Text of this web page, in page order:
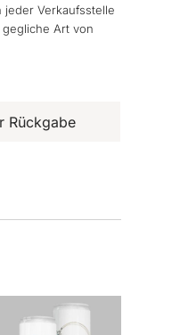
jeder Verkaufsstelle
Art von
Rückgabe